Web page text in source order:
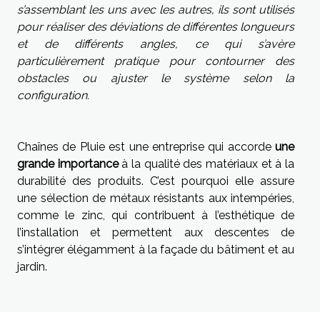
s’assemblant les uns avec les autres, ils sont utilisés
pour réaliser des déviations de différentes longueurs
et de différents angles, ce qui s’avère
particulièrement pratique pour contourner des
obstacles ou ajuster le système selon la
configuration.
Chaînes de Pluie est une entreprise qui accorde une
grande importanceà la qualité des matériaux et à la
durabilité des produits. C’est pourquoi elle assure
une sélection de métaux résistants aux intempéries,
comme le zinc, qui contribuent à l’esthétique de
l’installation et permettent aux descentes de
s’intégrer élégamment à la façade du bâtiment et au
jardin.